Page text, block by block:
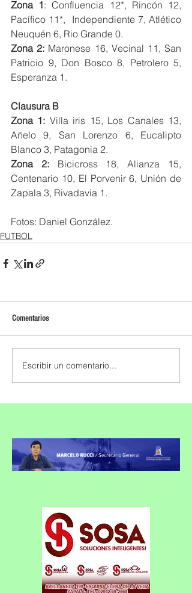
Zona 1: Confluencia 12*, Rincón 12,
Pacífico 11*,  Independiente 7, Atlético
Neuquén 6, Rio Grande 0.
Zona 2: Maronese 16, Vecinal 11, San
Patricio 9, Don Bosco 8, Petrolero 5,
Esperanza 1.
Clausura B
Zona 1: Villa iris 15, Los Canales 13,
Añelo 9, San Lorenzo 6, Eucalipto
Blanco 3, Patagonia 2.
Zona 2: Bicicross 18, Alianza 15,
Centenario 10, El Porvenir 6, Unión de
Zapala 3, Rivadavia 1.
Fotos: Daniel González.
FUTBOL
Comentarios
Escribir un comentario...